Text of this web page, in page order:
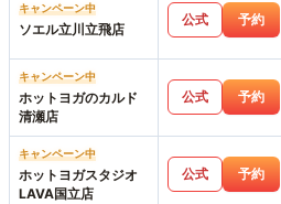
キャンペーン中
ソエル立川立飛店
公式 予約
キャンペーン中
ホットヨガのカルド
清瀬店
公式 予約
キャンペーン中
ホットヨガスタジオ
LAVA国立店
公式 予約